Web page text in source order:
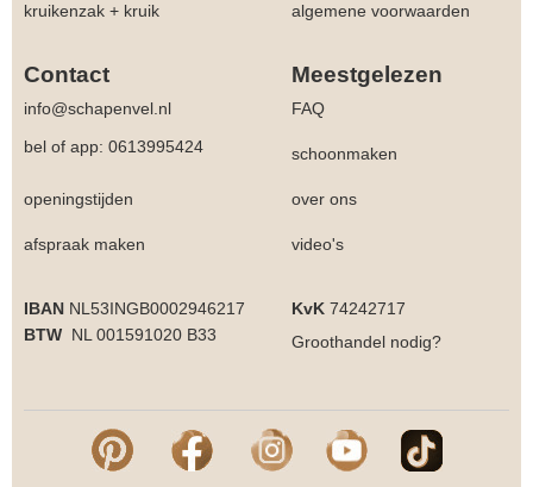
kruikenzak + kruik algemene voorwaarden
Contact Meestgelezen
info@schapenvel.nl
FAQ
bel of app: 0613995424
schoonmaken
openingstijden over ons
afspraak maken video's
IBAN NL53INGB0002946217 KvK 74242717
BTW NL 001591020 B33 Groothandel nodig?